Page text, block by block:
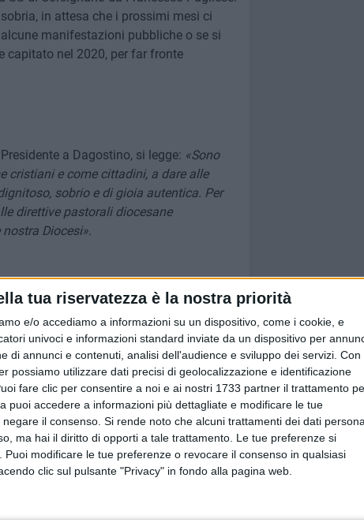
tua riservatezza è la nostra priorità
e/o accediamo a informazioni su un dispositivo, come i cookie, e
univoci e informazioni standard inviate da un dispositivo per
di annunci e contenuti, analisi dell'audience e sviluppo dei servizi. Con
possiamo utilizzare dati precisi di geolocalizzazione e identificazione
fare clic per consentire a noi e ai nostri 1733 partner il trattamento
puoi accedere a informazioni più dettagliate e modificare le tue
il consenso. Si rende noto che alcuni trattamenti dei dati
ma hai il diritto di opporti a tale trattamento. Le tue preferenze si
modificare le tue preferenze o revocare il consenso in qualsiasi
clic sul pulsante "Privacy" in fondo alla pagina web.
in attesa che i prossimi mesi ci
manifestazioni pubbliche o se si
capitato nel 2020, per far fronte
a Dagostino, si legge: «Sono
cristiani e come cittadini, a dare alle
sobrio e di gioia autentica. Per
direttive pastorali diocesane
Diocesi».
ci ha rilasciato alcune dichiarazioni:
la Festa patronale 2021
per il quarto mandato, dall'altra
per intraprendere una nuova
con tutto il gruppo- ha quindi
di dare la nostra disponibilità».
importante sia il sostegno dei cittadini e
poiché la Festa in onore di Maria SS di
ancor più patrimonio di tutti.
le restrizioni dettate dalla situazione